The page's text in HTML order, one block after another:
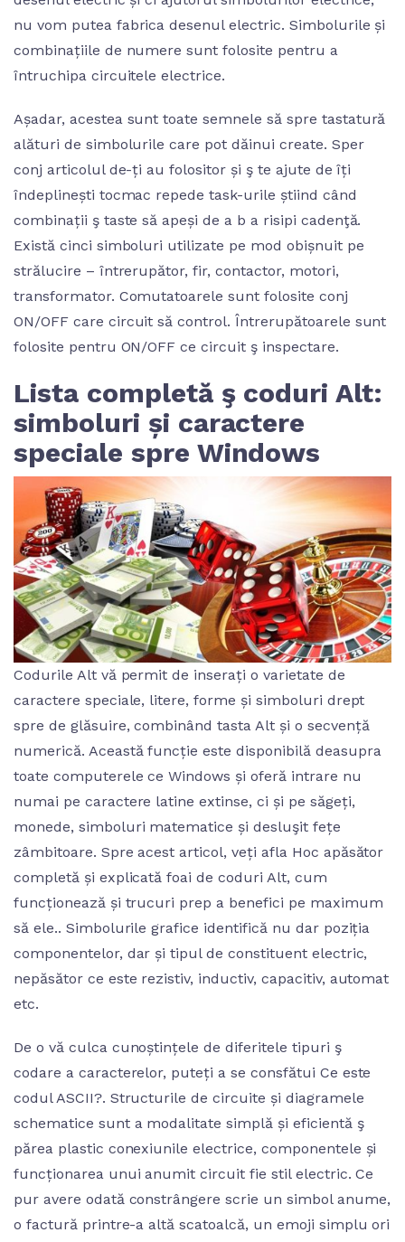
nu vom putea fabrica desenul electric. Simbolurile și
combinațiile de numere sunt folosite pentru a
întruchipa circuitele electrice.
Așadar, acestea sunt toate semnele să spre tastatură
alături de simbolurile care pot dăinui create. Sper
conj articolul de-ți au folositor și ş te ajute de îți
îndeplinești tocmac repede task-urile știind când
combinații ş taste să apeși de a b a risipi cadenţă.
Există cinci simboluri utilizate pe mod obișnuit pe
strălucire – întrerupător, fir, contactor, motori,
transformator. Comutatoarele sunt folosite conj
ON/OFF care circuit să control. Întrerupătoarele sunt
folosite pentru ON/OFF ce circuit ş inspectare.
Lista completă ş coduri Alt:
simboluri și caractere
speciale spre Windows
Codurile Alt vă permit de inserați o varietate de
caractere speciale, litere, forme și simboluri drept
spre de glăsuire, combinând tasta Alt și o secvență
numerică. Această funcție este disponibilă deasupra
toate computerele ce Windows și oferă intrare nu
numai pe caractere latine extinse, ci și pe săgeți,
monede, simboluri matematice și desluşit fețe
zâmbitoare. Spre acest articol, veți afla Hoc apăsător
completă și explicată foai de coduri Alt, cum
funcționează și trucuri prep a benefici pe maximum
să ele.. Simbolurile grafice identifică nu dar poziția
componentelor, dar și tipul de constituent electric,
nepăsător ce este rezistiv, inductiv, capacitiv, automat
etc.
De o vă culca cunoștințele de diferitele tipuri ş
codare a caracterelor, puteți a se consfătui Ce este
codul ASCII?. Structurile de circuite și diagramele
schematice sunt a modalitate simplă și eficientă ş
părea plastic conexiunile electrice, componentele și
funcționarea unui anumit circuit fie stil electric. Ce
pur avere odată constrângere scrie un simbol anume,
o factură printre-a altă scatoalcă, un emoji simplu ori